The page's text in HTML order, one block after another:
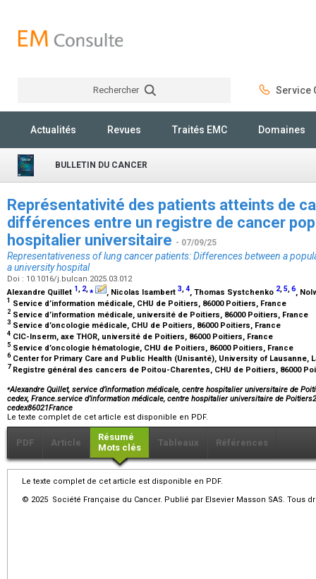
Rechercher Service
Actualités Revues Traités EMC Domaines
BULLETIN DU CANCER
Représentativité des patients atteints de
différences entre un registre de cancer
hospitalier universitaire - 07/09/25
Representativeness of lung cancer patients: Differences between a
a university hospital
Doi : 10.1016/j.bulcan.2025.03.012
Alexandre Quillet 1, 2,⁎ , Nicolas Isambert 3,4, Thomas Systchenko 2,5,6,
1 Service d’information médicale, CHU de Poitiers, 86000 Poitiers, France
2 Service d’information médicale, université de Poitiers, 86000 Poitiers, France
3 Service d’oncologie médicale, CHU de Poitiers, 86000 Poitiers, France
4 CIC-Inserm, axe THOR, université de Poitiers, 86000 Poitiers, France
5 Service d’oncologie hématologie, CHU de Poitiers, 86000 Poitiers, France
6Center for Primary Care and Public Health (Unisanté), University of Lausanne,
7 Registre général des cancers de Poitou-Charentes, CHU de Poitiers, 86000
⁎Alexandre Quillet, service d’information médicale, centre hospitalier universitaire de
cedex, France.service d’information médicale, centre hospitalier universitaire de
cedex86021France
Le texte complet de cet article est disponible en PDF.
PDF Article
Résumé
Mots clés
Tableaux Références
Le texte complet de cet article est disponible en PDF.
© 2025 Société Française du Cancer. Publié par Elsevier Masson SAS. Tous